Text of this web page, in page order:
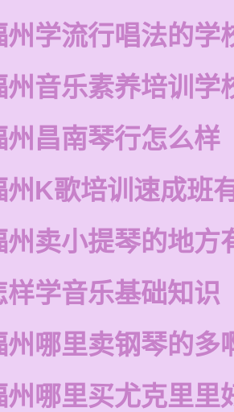
州学流行唱法的学
州音乐素养培训学
州昌南琴行怎么样
州K歌培训速成班
州卖小提琴的地方
样学音乐基础知识
州哪里卖钢琴的多
州哪里买尤克里里